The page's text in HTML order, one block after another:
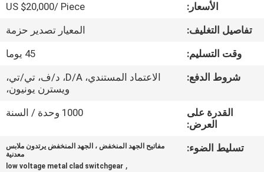
جولة
في
المعمل
الجودة
اتصل
الأسعار:
US $20,000/ Piece
تفاصيل التغليف:
المعيار تصدير حزمة
وقت التسليم:
45 يوما
شروط الدفع:
الاعتماد المستندي، D/A، د/ف، تي/تي،
ويسترن يونيون،
القدرة على
العرض:
1000 وحدة / السنة
تسليط الضوء:
مفاتيح الجهد المنخفض ، الجهد المنخفض يرتدون ملابس
معدنية
,
low voltage metal clad switchgear